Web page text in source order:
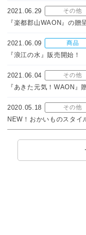
2021.06.29 その他
『楽都郡山WAON』の贈
2021.06.09 商品
『浪江の水』販売開始！
2021.06.04 その他
『あきた元気！WAON』
2020.05.18 その他
NEW！おかいものスタイ